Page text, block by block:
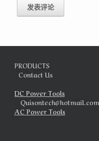
PRODUCTS
Contact Us
DC Power Tools
Quisontech@hotmail.com
AC Power Tools